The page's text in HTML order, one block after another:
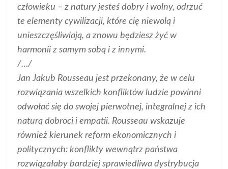
człowieku – z natury jesteś dobry i wolny, odrzuć
te elementy cywilizacji, które cię niewolą i
unieszczęśliwiają, a znowu będziesz żyć w
harmonii z samym sobą i z innymi.
/…/
Jan Jakub Rousseau jest przekonany, że w celu
rozwiązania wszelkich konfliktów ludzie powinni
odwołać się do swojej pierwotnej, integralnej z ich
naturą dobroci i empatii. Rousseau wskazuje
również kierunek reform ekonomicznych i
politycznych: konflikty wewnątrz państwa
rozwiązałaby bardziej sprawiedliwa dystrybucja